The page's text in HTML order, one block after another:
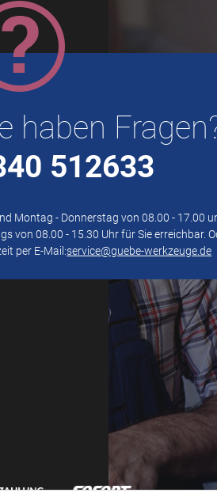
haben
512633
Montag - Donnerstag von 08.00 - 17.00
von 08.00 - 15.30 Uhr für Sie erreichbar.
per E-Mail:service@guebe-werkzeuge.de